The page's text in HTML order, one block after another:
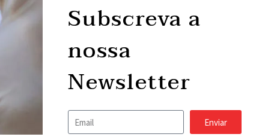
Subscreva a
nossa
Newsletter
Enviar